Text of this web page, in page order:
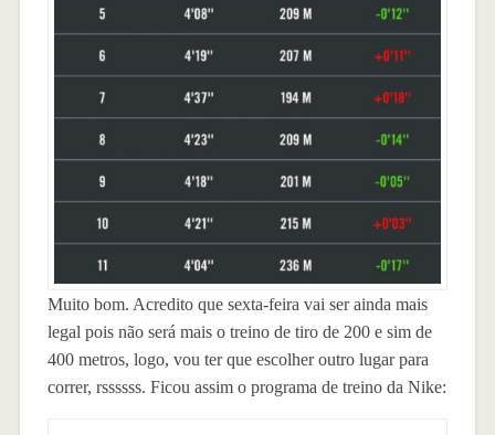
Muito bom. Acredito que sexta-feira vai ser ainda mais
legal pois não será mais o treino de tiro de 200 e sim de
400 metros, logo, vou ter que escolher outro lugar para
correr, rssssss. Ficou assim o programa de treino da Nike: